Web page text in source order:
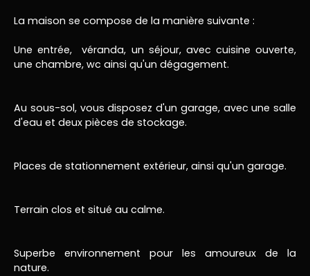
La maison se compose de la manière suivante :
Une entrée, véranda, un séjour, avec cuisine ouverte,
une chambre, wc ainsi qu'un dégagement.
Au sous-sol, vous disposez d'un garage, avec une salle
d'eau et deux pièces de stockage.
Places de stationnement extérieur, ainsi qu'un garage.
Terrain clos et situé au calme.
Superbe environnement pour les amoureux de la
nature.